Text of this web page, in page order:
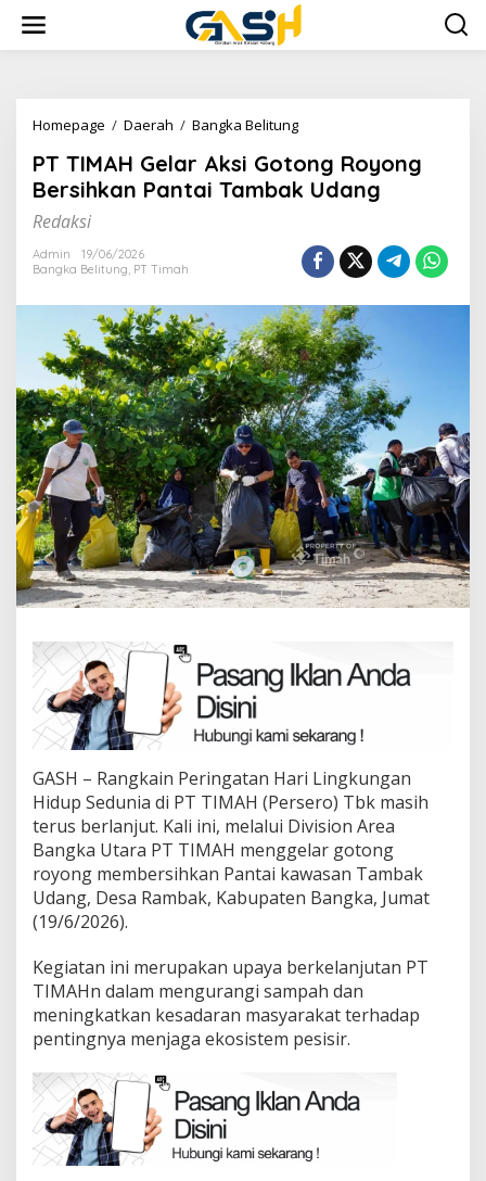
konten
Homepage / Daerah / Bangka BelitungPT
Gelar
Aksi
Gotong
Bersihkan
Pantai
Tambak
PT TIMAH Gelar Aksi Gotong Royong
Bersihkan Pantai Tambak Udang
Redaksi
Admin
19/06/2026
Bangka Belitung, PT Timah
GASH – Rangkain Peringatan Hari Lingkungan
Hidup Sedunia di PT TIMAH (Persero) Tbk masih
terus berlanjut. Kali ini, melalui Division Area
Bangka Utara PT TIMAH menggelar gotong
royong membersihkan Pantai kawasan Tambak
Udang, Desa Rambak, Kabupaten Bangka, Jumat
(19/6/2026).
Kegiatan ini merupakan upaya berkelanjutan PT
TIMAHn dalam mengurangi sampah dan
meningkatkan kesadaran masyarakat terhadap
pentingnya menjaga ekosistem pesisir.